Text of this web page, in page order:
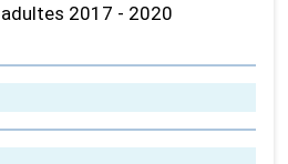
2017 - 2020